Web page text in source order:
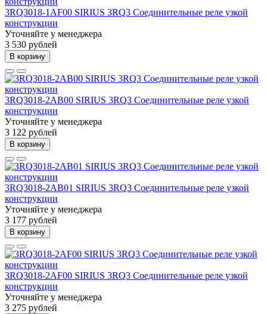
3RQ3018-1AF00 SIRIUS 3RQ3 Соединительные реле узкой
конструкции
Уточняйте у менеджера
3 530 рублей
В корзину
3RQ3018-2AB00 SIRIUS 3RQ3 Соединительные реле узкой
конструкции
Уточняйте у менеджера
3 122 рублей
В корзину
3RQ3018-2AB01 SIRIUS 3RQ3 Соединительные реле узкой
конструкции
Уточняйте у менеджера
3 177 рублей
В корзину
3RQ3018-2AF00 SIRIUS 3RQ3 Соединительные реле узкой
конструкции
Уточняйте у менеджера
3 275 рублей